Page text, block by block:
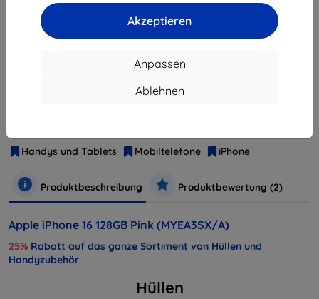
Akzeptieren
Anpassen
Ablehnen
ausverkauft
ausverkauft
Handys und Tablets
Mobiltelefone iPhone
Produktbeschreibung Produktbewertung (2)
Apple iPhone 16 128GB Pink (MYEA3SX/A)
25% Rabatt auf das ganze Sortiment von Hüllen und
Handyzubehör
Hüllen